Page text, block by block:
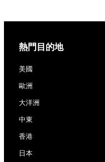
熱門目的地
美國
歐洲
大洋洲
中東
香港
日本